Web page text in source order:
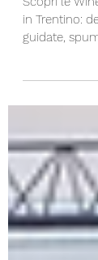
pairings
Scopri le